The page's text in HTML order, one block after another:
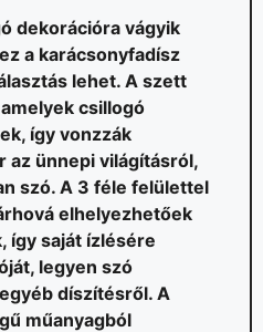
dekorációra vágyik
a karácsonyfadísz
lehet. A szett
csillogó
így vonzzák
az ünnepi világításról,
szó. A 3 féle felülettel
elhelyezhetőek
így saját ízlésére
legyen szó
díszítésről. A
műanyagból